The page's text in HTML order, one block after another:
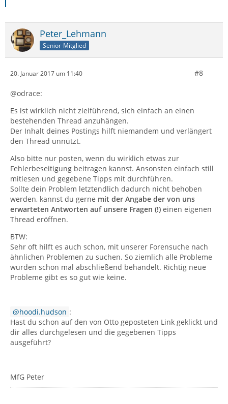
Peter_Lehmann
Senior-Mitglied
20. Januar 2017 um 11:40 #8
@odrace:
Es ist wirklich nicht zielführend, sich einfach an einen
bestehenden Thread anzuhängen.
Der Inhalt deines Postings hilft niemandem und verlängert
den Thread unnützt.
Also bitte nur posten, wenn du wirklich etwas zur
Fehlerbeseitigung beitragen kannst. Ansonsten einfach still
mitlesen und gegebene Tipps mit durchführen.
Sollte dein Problem letztendlich dadurch nicht behoben
werden, kannst du gerne mit der Angabe der von uns
erwarteten Antworten auf unsere Fragen (!) einen eigenen
Thread eröffnen.
BTW:
Sehr oft hilft es auch schon, mit unserer Forensuche nach
ähnlichen Problemen zu suchen. So ziemlich alle Probleme
wurden schon mal abschließend behandelt. Richtig neue
Probleme gibt es so gut wie keine.
hoodi.hudson :
Hast du schon auf den von Otto geposteten Link geklickt und
dir alles durchgelesen und die gegebenen Tipps
ausgeführt?
MfG Peter